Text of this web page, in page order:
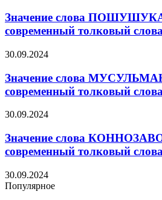
Значение слова
современный толковый
30.09.2024
Значение слова
современный толковый
30.09.2024
Значение слова
современный толковый
30.09.2024
Популярное